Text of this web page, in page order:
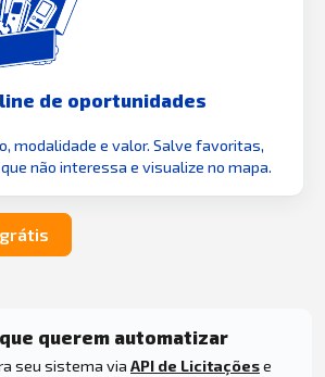
de oportunidades
modalidade e valor. Salve favoritas,
não interessa e visualize no mapa.
querem automatizar
seu sistema via API de Licitaçõese